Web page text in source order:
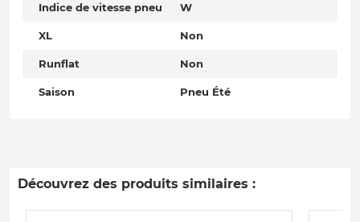
Indice de vitesse pneu W
XL Non
Runflat Non
Saison Pneu Été
Découvrez des produits similaires :